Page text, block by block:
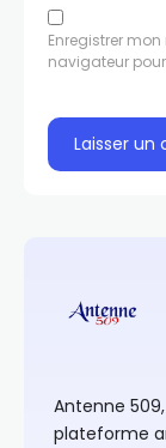
Enregistrer
navigateur
Antenne
plateforme